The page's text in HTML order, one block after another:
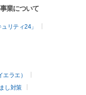
業について
リティ24」
ラエ）
し対策